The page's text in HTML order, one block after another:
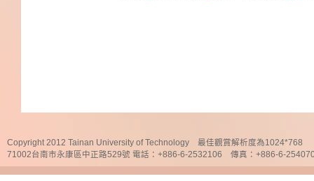
Copyright 2012 Tainan University of Technology 最佳觀賞解析度為1024*768
71002台南市永康區中正路529號 電話：+886-6-2532106 傳真：+886-6-